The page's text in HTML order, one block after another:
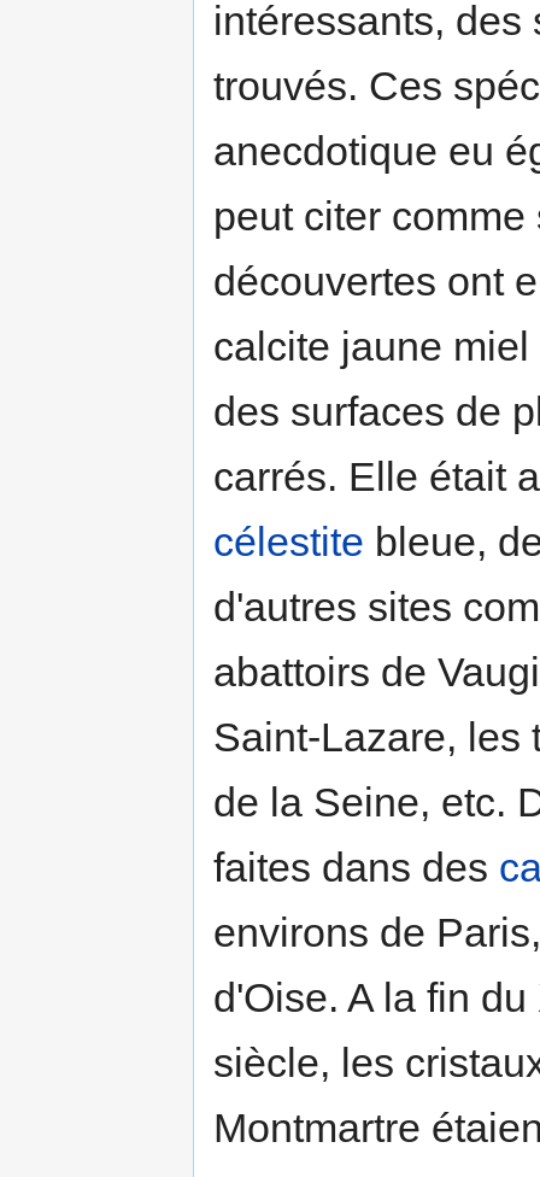
intéressants, des
trouvés. Ces
anecdotique eu
peut citer
découvertes ont
calcite jaune
des surfaces de
carrés. Elle était
célestite bleue,
d'autres sites
abattoirs de
Saint-Lazare, les
de la Seine, etc.
faites dans des
environs de
d'Oise. A la fin
siècle, les
Montmartre